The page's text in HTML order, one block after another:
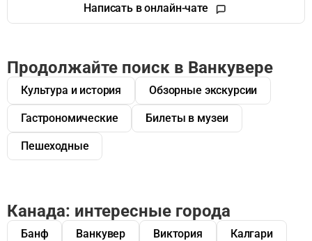
Написать в онлайн-чате
Продолжайте поиск в Ванкувере
Культура и история Обзорные экскурсии
Гастрономические Билеты в музеи
Пешеходные
Канада: интересные города
Банф Ванкувер Виктория Калгари